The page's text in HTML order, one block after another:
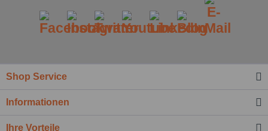
Shop Service
Informationen
Ihre Vorteile